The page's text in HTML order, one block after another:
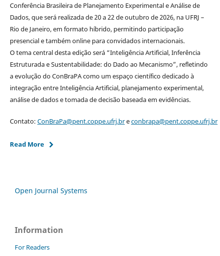
Conferência Brasileira de Planejamento Experimental e Análise de
Dados, que será realizada de 20 a 22 de outubro de 2026, na UFRJ –
Rio de Janeiro, em formato híbrido, permitindo participação
presencial e também online para convidados internacionais.
O tema central desta edição será “Inteligência Artificial, Inferência
Estruturada e Sustentabilidade: do Dado ao Mecanismo”, refletindo
a evolução do ConBraPA como um espaço científico dedicado à
integração entre Inteligência Artificial, planejamento experimental,
análise de dados e tomada de decisão baseada em evidências.
Contato: ConBraPa@pent.coppe.ufrj.breconbrapa@pent.coppe.ufrj.br
Read More
Open Journal Systems
Information
For Readers